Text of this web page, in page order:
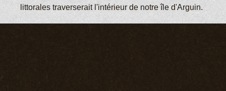
littorales traverserait l'intérieur de notre île d'Arguin.